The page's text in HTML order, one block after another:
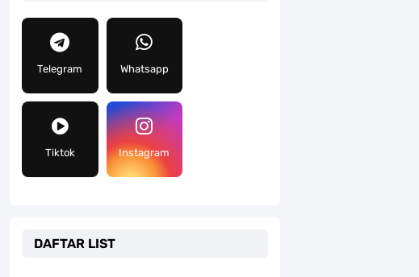
Telegram Whatsapp
Tiktok Instagram
DAFTAR LIST